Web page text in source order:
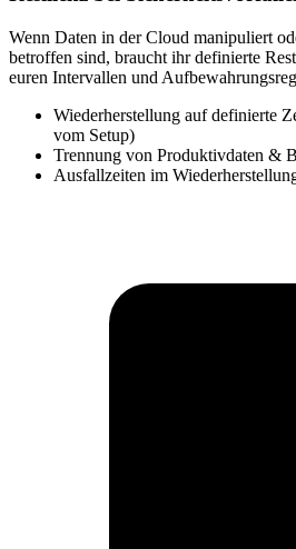
Wenn Daten in der Cloud manipuliert
betroffen sind, braucht ihr definierte
euren Intervallen und
Wiederherstellung auf definierte
vom Setup)
Trennung von Produktivdaten &
Ausfallzeiten im